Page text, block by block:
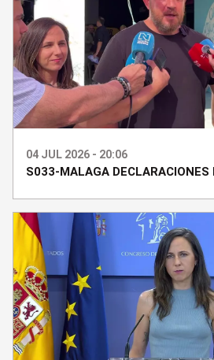
04 JUL 2026 - 20:06
S033-MALAGA DECLARACIONES